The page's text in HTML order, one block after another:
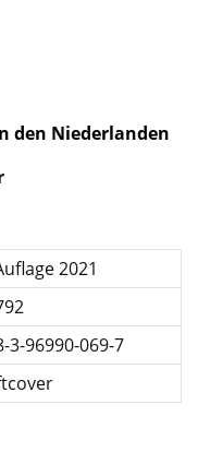
den Niederlanden
2021
3-96990-069-7